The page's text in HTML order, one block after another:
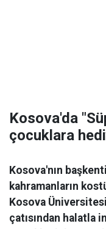
Kosova'da
çocuklara
Kosova'nın
kahramanların
Kosova
çatısından halatla